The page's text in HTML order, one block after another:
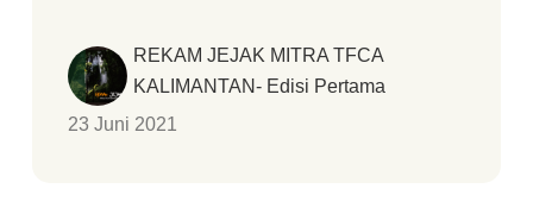
REKAM JEJAK MITRA TFCA
KALIMANTAN- Edisi Pertama
23 Juni 2021